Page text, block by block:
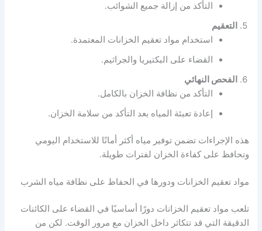
التأكد من إزالة جميع الشوائب.
التعقيم
استخدام مواد تعقيم الخزانات المعتمدة.
القضاء على البكتيريا والجراثيم.
الفحص النهائي
التأكد من نظافة الخزان بالكامل.
إعادة تعبئة المياه بعد التأكد من سلامة الخزان.
هذه الإجراءات تضمن توفير مياه أكثر أمانًا للاستخدام اليومي
وتحافظ على كفاءة الخزان لفترات طويلة.
مواد تعقيم الخزانات ودورها في الحفاظ على نظافة مياه الشرب
تلعب مواد تعقيم الخزانات دورًا أساسيًا في القضاء على الكائنات
الدقيقة التي قد تتكاثر داخل الخزان مع مرور الوقت. لكن من